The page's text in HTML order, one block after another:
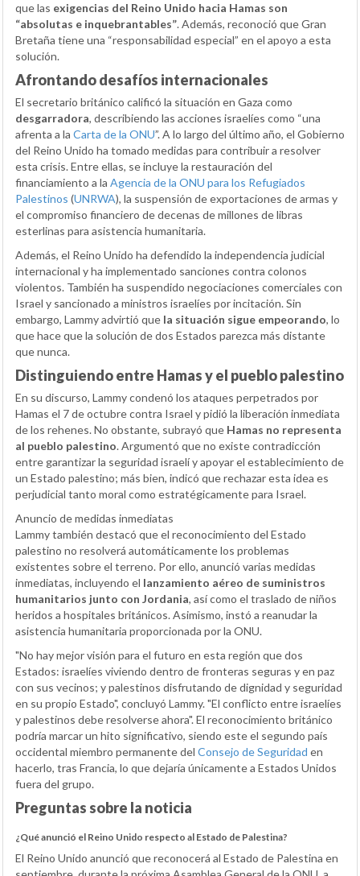
que las exigencias del Reino Unido hacia Hamas son
“absolutas e inquebrantables”. Además, reconoció que Gran
Bretaña tiene una “responsabilidad especial” en el apoyo a esta
solución.
Afrontando desafíos internacionales
El secretario británico calificó la situación en Gaza como
desgarradora, describiendo las acciones israelíes como “una
afrenta a la Carta de la ONU”. A lo largo del último año, el Gobierno
del Reino Unido ha tomado medidas para contribuir a resolver
esta crisis. Entre ellas, se incluye la restauración del
financiamiento a la Agencia de la ONU para los Refugiados
Palestinos (UNRWA), la suspensión de exportaciones de armas y
el compromiso financiero de decenas de millones de libras
esterlinas para asistencia humanitaria.
Además, el Reino Unido ha defendido la independencia judicial
internacional y ha implementado sanciones contra colonos
violentos. También ha suspendido negociaciones comerciales con
Israel y sancionado a ministros israelíes por incitación. Sin
embargo, Lammy advirtió que la situación sigue empeorando, lo
que hace que la solución de dos Estados parezca más distante
que nunca.
Distinguiendo entre Hamas y el pueblo palestino
En su discurso, Lammy condenó los ataques perpetrados por
Hamas el 7 de octubre contra Israel y pidió la liberación inmediata
de los rehenes. No obstante, subrayó que Hamas no representa
al pueblo palestino. Argumentó que no existe contradicción
entre garantizar la seguridad israelí y apoyar el establecimiento de
un Estado palestino; más bien, indicó que rechazar esta idea es
perjudicial tanto moral como estratégicamente para Israel.
Anuncio de medidas inmediatas
Lammy también destacó que el reconocimiento del Estado
palestino no resolverá automáticamente los problemas
existentes sobre el terreno. Por ello, anunció varias medidas
inmediatas, incluyendo el lanzamiento aéreo de suministros
humanitarios junto con Jordania, así como el traslado de niños
heridos a hospitales británicos. Asimismo, instó a reanudar la
asistencia humanitaria proporcionada por la ONU.
"No hay mejor visión para el futuro en esta región que dos
Estados: israelíes viviendo dentro de fronteras seguras y en paz
con sus vecinos; y palestinos disfrutando de dignidad y seguridad
en su propio Estado", concluyó Lammy. "El conflicto entre israelíes
y palestinos debe resolverse ahora". El reconocimiento británico
podría marcar un hito significativo, siendo este el segundo país
occidental miembro permanente del Consejo de Seguridad en
hacerlo, tras Francia, lo que dejaría únicamente a Estados Unidos
fuera del grupo.
Preguntas sobre la noticia
¿Qué anunció el Reino Unido respecto al Estado de Palestina?
El Reino Unido anunció que reconocerá al Estado de Palestina en